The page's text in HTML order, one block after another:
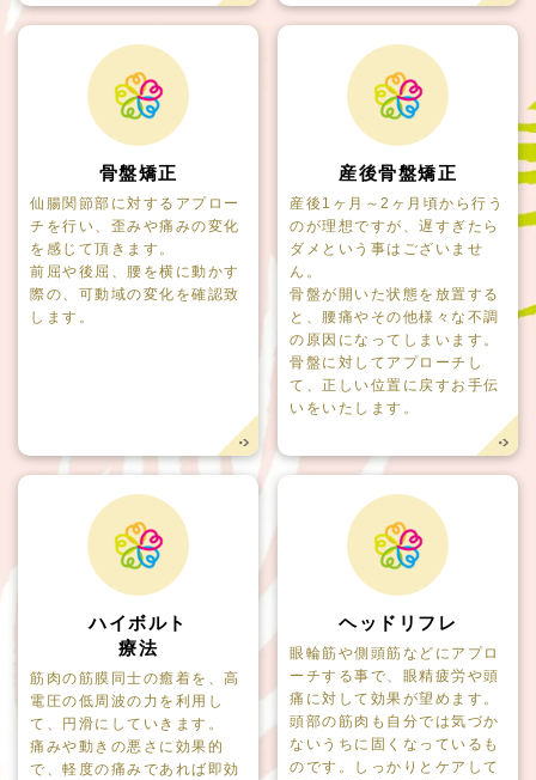
骨盤矯正
仙腸関節部に対するアプロー
チを行い、歪みや痛みの変化
を感じて頂きます。
前屈や後屈、腰を横に動かす
際の、可動域の変化を確認致
します。
産後骨盤矯正
産後1ヶ月～2ヶ月頃から行う
のが理想ですが、遅すぎたら
ダメという事はございませ
ん。
骨盤が開いた状態を放置する
と、腰痛やその他様々な不調
の原因になってしまいます。
骨盤に対してアプローチし
て、正しい位置に戻すお手伝
いをいたします。
ハイボルト
療法
筋肉の筋膜同士の癒着を、高
電圧の低周波の力を利用し
て、円滑にしていきます。
痛みや動きの悪さに効果的
で、軽度の痛みであれば即効
ヘッドリフレ
眼輪筋や側頭筋などにアプロ
ーチする事で、眼精疲労や頭
痛に対して効果が望めます。
頭部の筋肉も自分では気づか
ないうちに固くなっているも
のです。しっかりとケアして